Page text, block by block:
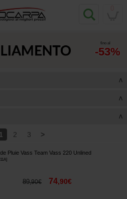
fino al
-53%
>
>
>
1 2 3 >
Pluie Vass Team Vass 220 Unlined
]
89,90€ 74,90€